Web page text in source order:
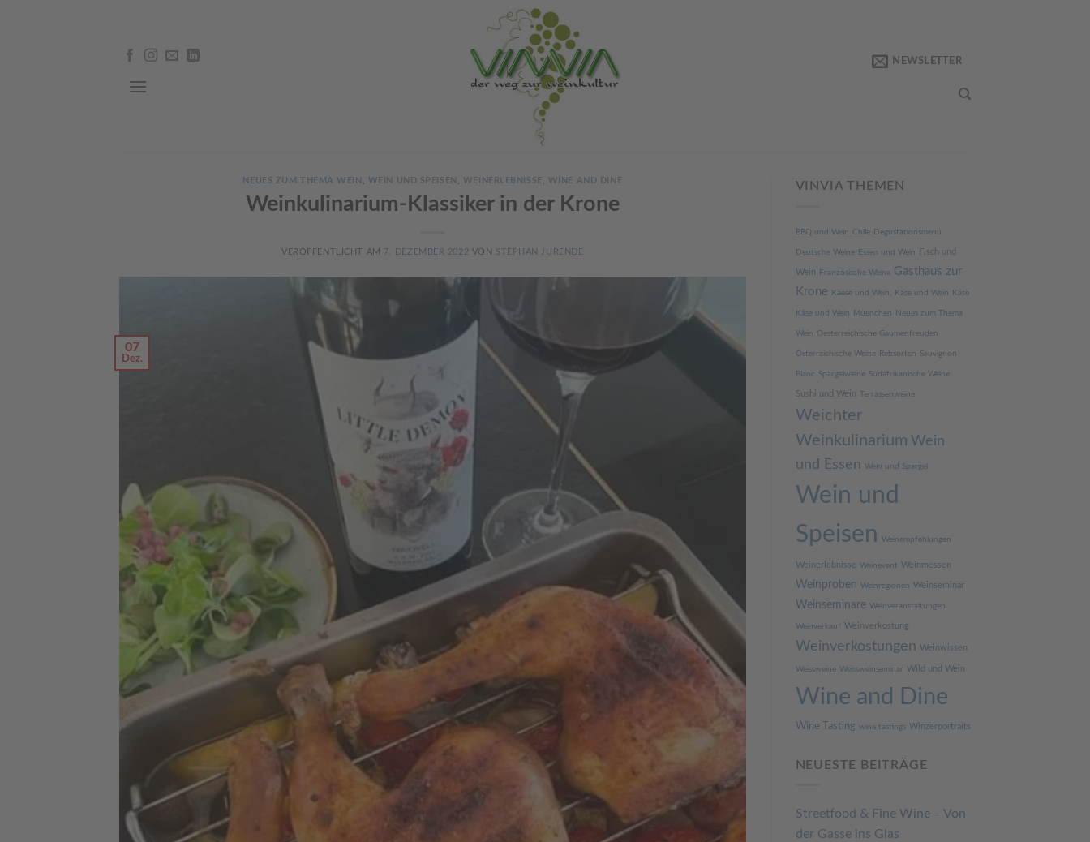
NEWSLETTER
NEUES ZUM THEMA WEIN WEIN UND SPEISEN WEINERLEBNISSE WINE AND DINE
Weinkulinarium-Klassiker in der Krone
VERÖFFENTLICHT AM 7. DEZEMBER 2022 VON STEPHAN JURENDE
07
Dez.
VINVIA THEMEN
BBQ und Wein Chile Degustationsmenü
Deutsche Weine Essen und Wein Fisch und
Wein Französische Weine Gasthaus zur
Krone
Käese und Wein; Käse und Wein Käse
Käse und Wein Muenchen Neues zum Thema
Wein Oesterreichische Gaumenfreuden
Österreichische Weine Rebsorten Sauvignon
Blanc Spargelweine Südafrikanische Weine
Sushi und Wein Terrassenweine
Weichter
Weinkulinarium Wein
und Essen Wein und Spargel
Wein und
Speisen Weinempfehlungen
Weinerlebnisse Weinevent Weinmessen
Weinproben Weinregionen Weinseminar
Weinseminare Weinveranstaltungen
Weinverkauf Weinverkostung
Weinverkostungen Weinwissen
Weissweine Weissweinseminar Wild und Wein
Wine and Dine
Wine Tasting wine tastings Winzerportraits
NEUESTE BEITRÄGE
Streetfood & Fine Wine – Von
der Gasse ins Glas